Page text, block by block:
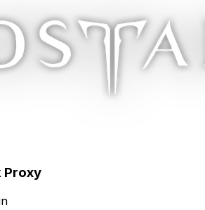
Proxy